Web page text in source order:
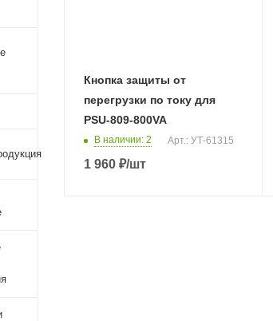
Кнопка защиты от
перегрузки по току для
PSU-809-800VA
В наличии: 2 Арт.: УТ-61315
1 960 ₽/шт